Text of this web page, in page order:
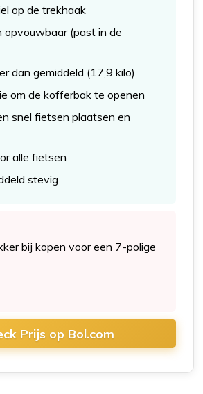
op de trekhaak
opvouwbaar (past in de
dan gemiddeld (17,9 kilo)
om de kofferbak te openen
snel fietsen plaatsen en
alle fietsen
stevig
bij kopen voor een 7-polige
Prijs op Bol.com